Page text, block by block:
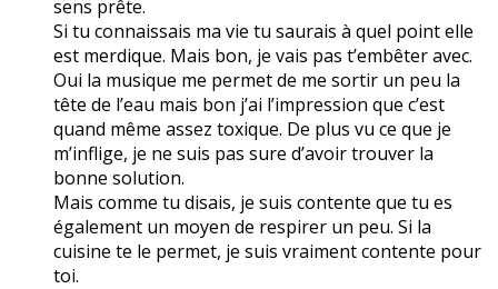
sens prête.
Si tu connaissais ma vie tu saurais à quel point elle
est merdique. Mais bon, je vais pas t’embêter avec.
Oui la musique me permet de me sortir un peu la
tête de l’eau mais bon j’ai l’impression que c’est
quand même assez toxique. De plus vu ce que je
m’inflige, je ne suis pas sure d’avoir trouver la
bonne solution.
Mais comme tu disais, je suis contente que tu es
également un moyen de respirer un peu. Si la
cuisine te le permet, je suis vraiment contente pour
toi.